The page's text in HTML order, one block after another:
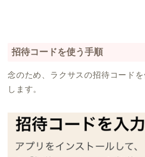
招待コードを使う手順
念のため、ラクサスの招待コード
します。